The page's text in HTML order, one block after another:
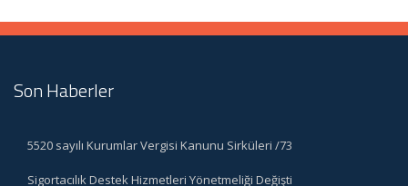
Son Haberler
5520 sayılı Kurumlar Vergisi Kanunu Sirküleri /73
Sigortacılık Destek Hizmetleri Yönetmeliği Değişti